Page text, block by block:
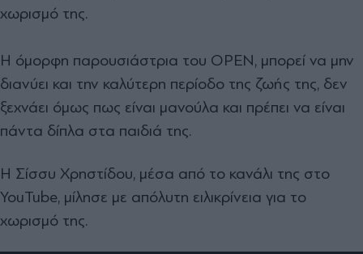
χωρισμό της.
Η όμορφη παρουσιάστρια του OPEN, μπορεί να μην
διανύει και την καλύτερη περίοδο της ζωής της, δεν
ξεχνάει όμως πως είναι μανούλα και πρέπει να είναι
πάντα δίπλα στα παιδιά της.
Η Σίσσυ Χρηστίδου, μέσα από το κανάλι της στο
YouTube, μίλησε με απόλυτη ειλικρίνεια για το
χωρισμό της.